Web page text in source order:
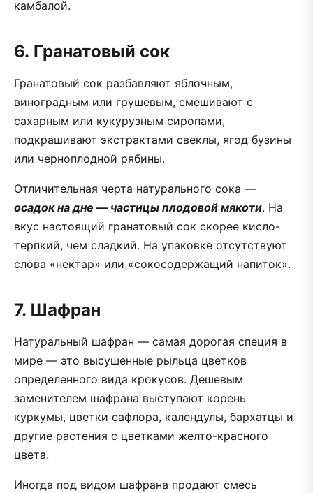
камбалой.
6. Гранатовый сок
Гранатовый сок разбавляют яблочным,
виноградным или грушевым, смешивают с
сахарным или кукурузным сиропами,
подкрашивают экстрактами свеклы, ягод бузины
или черноплодной рябины.
Отличительная черта натурального сока —
осадок на дне — частицы плодовой мякоти. На
вкус настоящий гранатовый сок скорее кисло-
терпкий, чем сладкий. На упаковке отсутствуют
слова «нектар» или «сокосодержащий напиток».
7. Шафран
Натуральный шафран — самая дорогая специя в
мире — это высушенные рыльца цветков
определенного вида крокусов. Дешевым
заменителем шафрана выступают корень
куркумы, цветки сафлора, календулы, бархатцы и
другие растения с цветками желто-красного
цвета.
Иногда под видом шафрана продают смесь